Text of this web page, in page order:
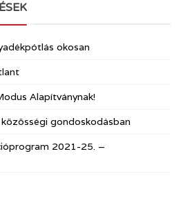
okosan
Alapítványnak!
gondoskodásban
2021-25. –